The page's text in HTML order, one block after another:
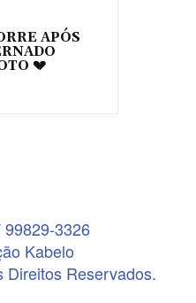
APÓS
💔
3326
Kabelo
Direitos Reservados.